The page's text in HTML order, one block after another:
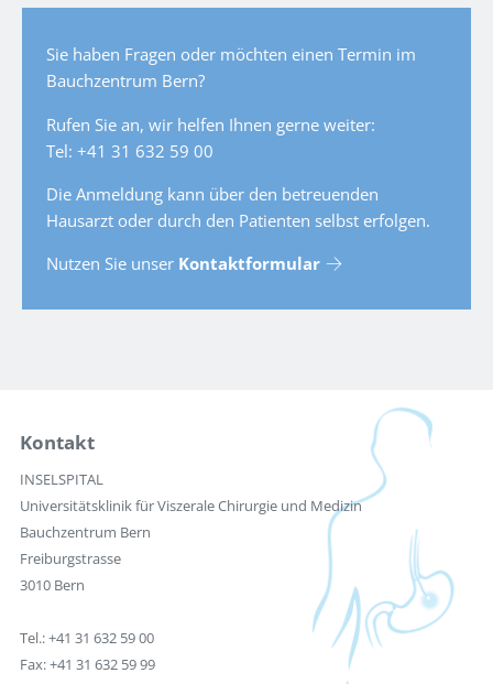
Sie haben Fragen oder möchten einen Termin im
Bauchzentrum Bern?
Rufen Sie an, wir helfen Ihnen gerne weiter:
Tel: +41 31 632 59 00
Die Anmeldung kann über den betreuenden
Hausarzt oder durch den Patienten selbst erfolgen.
Nutzen Sie unser Kontaktformular
Kontakt
INSELSPITAL
Universitätsklinik für Viszerale Chirurgie und Medizin
Bauchzentrum Bern
Freiburgstrasse
3010 Bern
Tel.: +41 31 632 59 00
Fax: +41 31 632 59 99